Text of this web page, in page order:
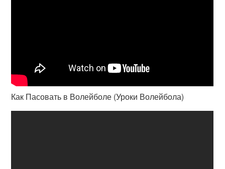
Как Пасовать в Волейболе (Уроки Волейбола)